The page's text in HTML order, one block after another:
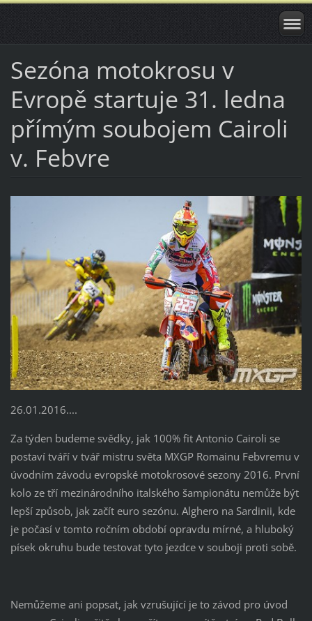
Sezóna motokrosu v
Evropě startuje 31. ledna
přímým soubojem Cairoli
v. Febvre
26.01.2016....
Za týden budeme svědky, jak 100% fit Antonio Cairoli se
postaví tváří v tvář mistru světa MXGP Romainu Febvremu v
úvodním závodu evropské motokrosové sezony 2016. První
kolo ze tří mezinárodního italského šampionátu nemůže být
lepší způsob, jak začít euro sezónu. Alghero na Sardinii, kde
je počasí v tomto ročním období opravdu mírné, a hluboký
písek okruhu bude testovat tyto jezdce v souboji proti sobě.
Nemůžeme ani popsat, jak vzrušující je to závod pro úvod